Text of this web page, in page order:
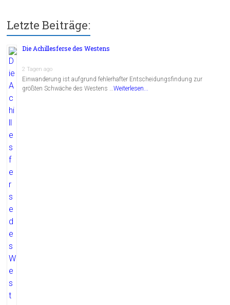
Letzte Beiträge:
Die Achillesferse des Westens
2 Tagen ago
Einwanderung ist aufgrund fehlerhafter Entscheidungsfindung zur
größten Schwäche des Westens …Weiterlesen...